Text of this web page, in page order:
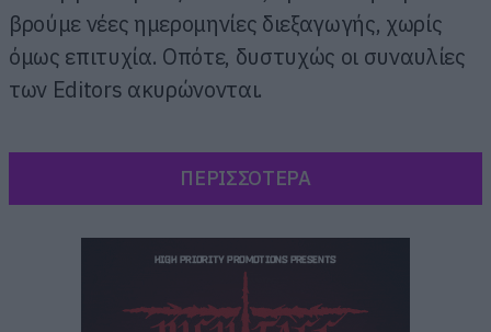
βρούμε νέες ημερομηνίες διεξαγωγής, χωρίς
όμως επιτυχία. Οπότε, δυστυχώς οι συναυλίες
των Editors ακυρώνονται.
ΠΕΡΙΣΣΟΤΕΡΑ